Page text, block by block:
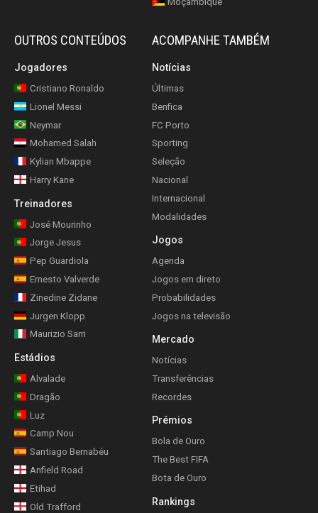
OUTROS CONTEÚDOS
Jogadores
Cristiano Ronaldo
Lionel Messi
Neymar
Mohamed Salah
Kylian Mbappe
Harry Kane
Treinadores
José Mourinho
Jorge Jesus
Pep Guardiola
Ernesto Valverde
Zinedine Zidane
Jurgen Klopp
Maurizio Sarri
Estádios
Alvalade
Dragão
Luz
Camp Nou
Santiago Bernabéu
Anfield Road
Etihad
Old Trafford
ACOMPANHE TAMBÉM
Notícias
Últimas
Benfica
FC Porto
Sporting
Seleção
Nacional
Internacional
Modalidades
Jogos
Agenda
Jogos em direto
Probabilidades
Jogos na televisão
Mercado
Notícias
Transferências
Recordes
Prémios
Bola de Ouro
The Best FIFA
Bota de Ouro
Rankings